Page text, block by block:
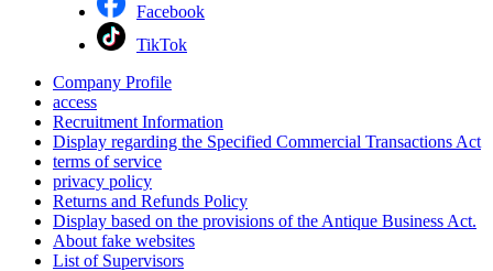
Facebook
TikTok
Company Profile
access
Recruitment Information
Display regarding the Specified Commercial Transactions Act
terms of service
privacy policy
Returns and Refunds Policy
Display based on the provisions of the Antique Business Act.
About fake websites
List of Supervisors